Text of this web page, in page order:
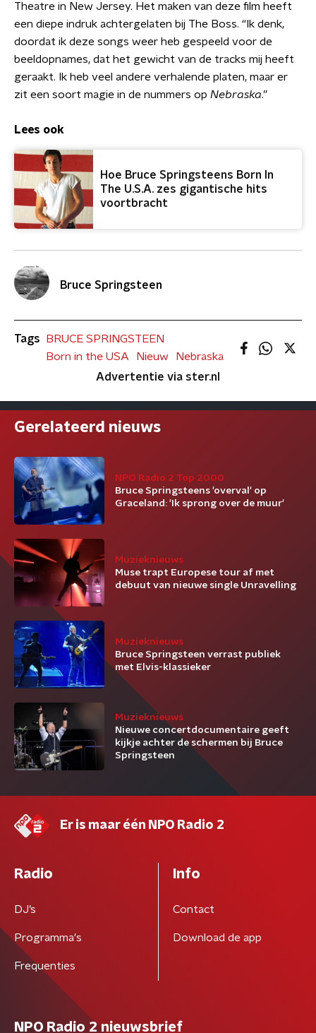
Theatre in New Jersey. Het maken van deze film heeft
een diepe indruk achtergelaten bij The Boss. “Ik denk,
doordat ik deze songs weer heb gespeeld voor de
beeldopnames, dat het gewicht van de tracks mij heeft
geraakt. Ik heb veel andere verhalende platen, maar er
zit een soort magie in de nummers op Nebraska.”
Lees ook
Hoe Bruce Springsteens Born In
The U.S.A. zes gigantische hits
voortbracht
Bruce Springsteen
Tags
BRUCE SPRINGSTEEN
Born in the USA
Nieuw
Nebraska
Advertentie via ster.nl
Gerelateerd nieuws
NPO Radio 2 Top 2000
Bruce Springsteens 'overval' op
Graceland: 'Ik sprong over de muur'
Muzieknieuws
Muse trapt Europese tour af met
debuut van nieuwe single Unravelling
Muzieknieuws
Bruce Springsteen verrast publiek
met Elvis-klassieker
Muzieknieuws
Nieuwe concertdocumentaire geeft
kijkje achter de schermen bij Bruce
Springsteen
Er is maar één NPO Radio 2
Radio
DJ’s
Programma's
Frequenties
Info
Contact
Download de app
NPO Radio 2 nieuwsbrief